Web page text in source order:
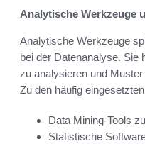
Analytische Werkzeuge
Analytische Werkzeuge
bei der Datenanalyse. Sie
zu analysieren und
Zu den häufig
Data Mining-Tools
Statistische